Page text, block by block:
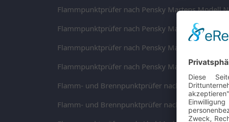
Flammpunktprüfer nach Pensky Martens Modell
Flammpunktprüfer nach Pensky Martens Modell
Flammpunktprüfer nach Pensky Martens Modell
Flammpunktprüfer nach Pensky Martens Modell
Flamm- und Brennpunktprüfer nach Cleveland
Flamm- und Brennpunktprüfer nach Cleveland